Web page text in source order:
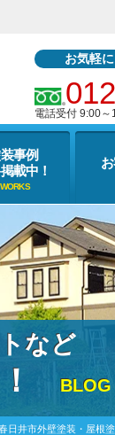
お気軽
電話受付 9:00
事例
載中！
など
BLOG
日井市外壁塗装・屋根